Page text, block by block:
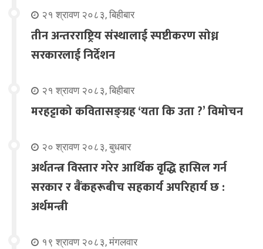
२१ श्रावण २०८३, बिहीबार
तीन अन्तरराष्ट्रिय संस्थालाई स्पष्टीकरण सोध्न
सरकारलाई निर्देशन
२१ श्रावण २०८३, बिहीबार
मरहट्टाको कवितासङ्ग्रह ‘यता कि उता ?’ विमोचन
२० श्रावण २०८३, बुधबार
अर्थतन्त्र विस्तार गरेर आर्थिक वृद्धि हासिल गर्न
सरकार र बैंकहरूबीच सहकार्य अपरिहार्य छ :
अर्थमन्त्री
१९ श्रावण २०८३, मंगलवार